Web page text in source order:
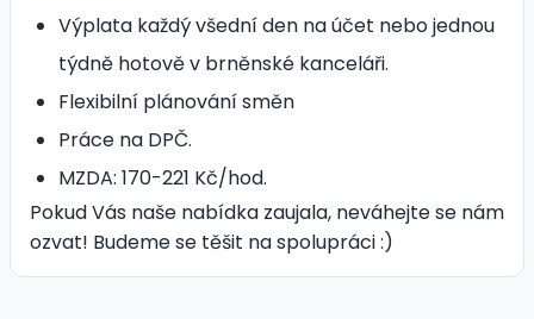
Výplata každý všední den na účet nebo jednou
týdně hotově v brněnské kanceláři.
Flexibilní plánování směn
Práce na DPČ.
MZDA: 170-221 Kč/hod.
Pokud Vás naše nabídka zaujala, neváhejte se nám
ozvat! Budeme se těšit na spolupráci :)